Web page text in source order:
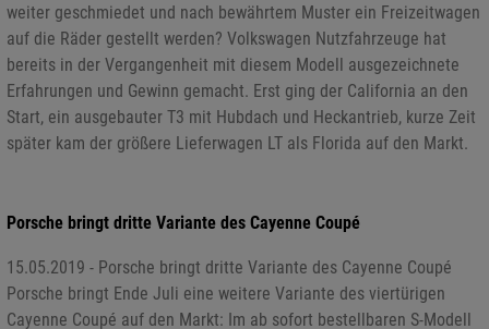
weiter geschmiedet und nach bewährtem Muster ein Freizeitwagen
auf die Räder gestellt werden? Volkswagen Nutzfahrzeuge hat
bereits in der Vergangenheit mit diesem Modell ausgezeichnete
Erfahrungen und Gewinn gemacht. Erst ging der California an den
Start, ein ausgebauter T3 mit Hubdach und Heckantrieb, kurze Zeit
später kam der größere Lieferwagen LT als Florida auf den Markt.
Porsche bringt dritte Variante des Cayenne Coupé
15.05.2019 - Porsche bringt dritte Variante des Cayenne Coupé
Porsche bringt Ende Juli eine weitere Variante des viertürigen
Cayenne Coupé auf den Markt: Im ab sofort bestellbaren S-Modell